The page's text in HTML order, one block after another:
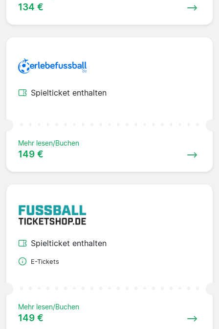
134 €
Spielticket enthalten
Mehr lesen/Buchen
149 €
Spielticket enthalten
E-Tickets
Mehr lesen/Buchen
149 €